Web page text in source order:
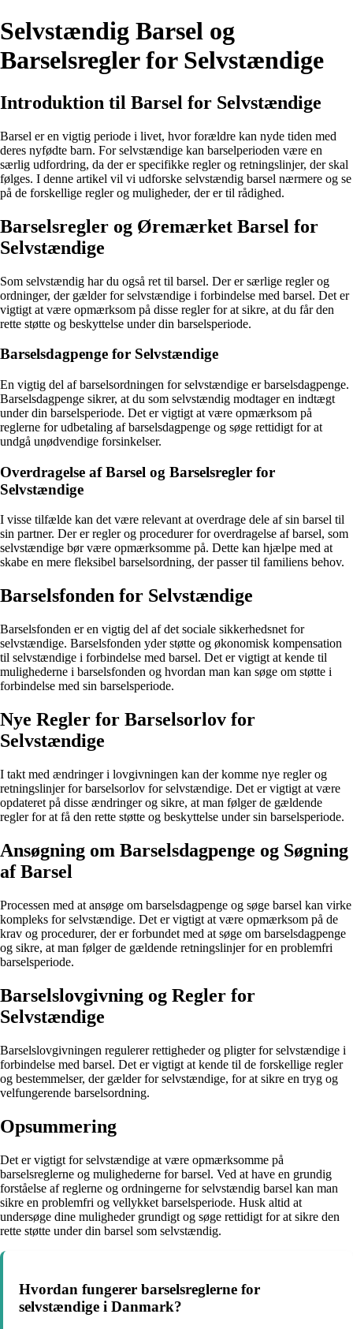
Selvstændig Barsel og
Barselsregler for Selvstændige
Introduktion til Barsel for Selvstændige
Barsel er en vigtig periode i livet, hvor forældre kan nyde tiden med
deres nyfødte barn. For selvstændige kan barselperioden være en
særlig udfordring, da der er specifikke regler og retningslinjer, der skal
følges. I denne artikel vil vi udforske selvstændig barsel nærmere og se
på de forskellige regler og muligheder, der er til rådighed.
Barselsregler og Øremærket Barsel for
Selvstændige
Som selvstændig har du også ret til barsel. Der er særlige regler og
ordninger, der gælder for selvstændige i forbindelse med barsel. Det er
vigtigt at være opmærksom på disse regler for at sikre, at du får den
rette støtte og beskyttelse under din barselsperiode.
Barselsdagpenge for Selvstændige
En vigtig del af barselsordningen for selvstændige er barselsdagpenge.
Barselsdagpenge sikrer, at du som selvstændig modtager en indtægt
under din barselsperiode. Det er vigtigt at være opmærksom på
reglerne for udbetaling af barselsdagpenge og søge rettidigt for at
undgå unødvendige forsinkelser.
Overdragelse af Barsel og Barselsregler for
Selvstændige
I visse tilfælde kan det være relevant at overdrage dele af sin barsel til
sin partner. Der er regler og procedurer for overdragelse af barsel, som
selvstændige bør være opmærksomme på. Dette kan hjælpe med at
skabe en mere fleksibel barselsordning, der passer til familiens behov.
Barselsfonden for Selvstændige
Barselsfonden er en vigtig del af det sociale sikkerhedsnet for
selvstændige. Barselsfonden yder støtte og økonomisk kompensation
til selvstændige i forbindelse med barsel. Det er vigtigt at kende til
mulighederne i barselsfonden og hvordan man kan søge om støtte i
forbindelse med sin barselsperiode.
Nye Regler for Barselsorlov for
Selvstændige
I takt med ændringer i lovgivningen kan der komme nye regler og
retningslinjer for barselsorlov for selvstændige. Det er vigtigt at være
opdateret på disse ændringer og sikre, at man følger de gældende
regler for at få den rette støtte og beskyttelse under sin barselsperiode.
Ansøgning om Barselsdagpenge og Søgning
af Barsel
Processen med at ansøge om barselsdagpenge og søge barsel kan virke
kompleks for selvstændige. Det er vigtigt at være opmærksom på de
krav og procedurer, der er forbundet med at søge om barselsdagpenge
og sikre, at man følger de gældende retningslinjer for en problemfri
barselsperiode.
Barselslovgivning og Regler for
Selvstændige
Barselslovgivningen regulerer rettigheder og pligter for selvstændige i
forbindelse med barsel. Det er vigtigt at kende til de forskellige regler
og bestemmelser, der gælder for selvstændige, for at sikre en tryg og
velfungerende barselsordning.
Opsummering
Det er vigtigt for selvstændige at være opmærksomme på
barselsreglerne og mulighederne for barsel. Ved at have en grundig
forståelse af reglerne og ordningerne for selvstændig barsel kan man
sikre en problemfri og vellykket barselsperiode. Husk altid at
undersøge dine muligheder grundigt og søge rettidigt for at sikre den
rette støtte under din barsel som selvstændig.
Hvordan fungerer barselsreglerne for
selvstændige i Danmark?